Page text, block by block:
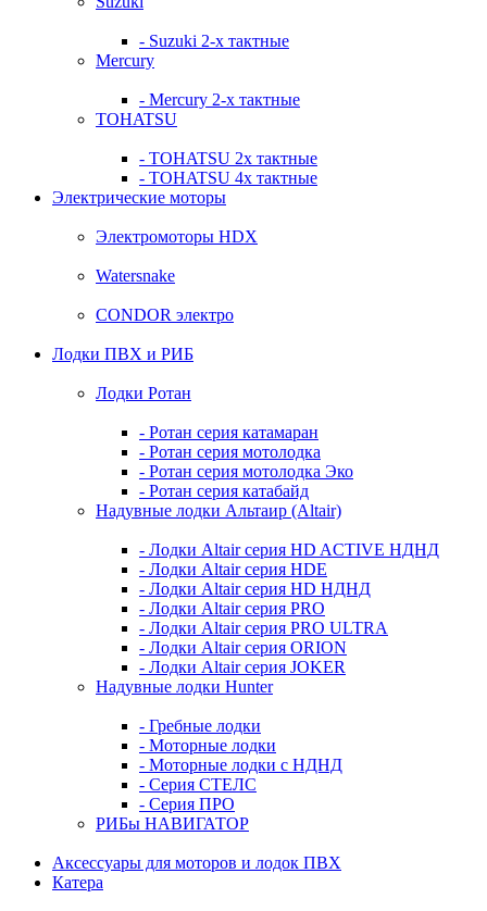
- Suzuki 2-х тактные
Mercury
- Mercury 2-х тактные
TOHATSU
- TOHATSU 2х тактные
- TOHATSU 4х тактные
Электрические моторы
Электромоторы HDX
Watersnake
CONDOR электро
Лодки ПВХ и РИБ
Лодки Ротан
- Ротан серия катамаран
- Ротан серия мотолодка
- Ротан серия мотолодка Эко
- Ротан серия катабайд
Надувные лодки Альтаир (Altair)
- Лодки Altair серия HD ACTIVE НДНД
- Лодки Altair серия HDE
- Лодки Altair серия HD НДНД
- Лодки Altair серия PRO
- Лодки Altair серия PRO ULTRA
- Лодки Altair серия ORION
- Лодки Altair серия JOKER
Надувные лодки Hunter
- Гребные лодки
- Моторные лодки
- Моторные лодки с НДНД
- Серия СТЕЛС
- Серия ПРО
РИБы НАВИГАТОР
Аксессуары для моторов и лодок ПВХ
Катера